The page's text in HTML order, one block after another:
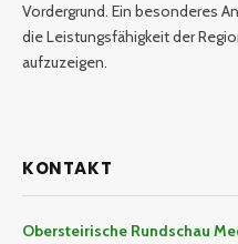
Vordergrund. Ein besonderes
die Leistungsfähigkeit der
aufzuzeigen.
KONTAKT
Obersteirische Rundschau